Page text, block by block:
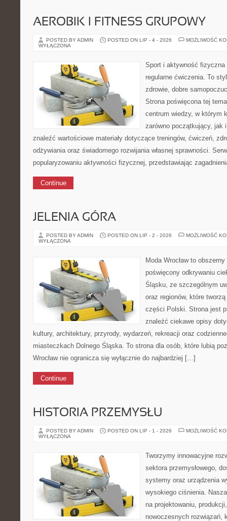
AEROBIK I FITNESS GRUPOWY
POSTED BY ADMIN POSTED ON LIP - 4 - 2026
MOŻLIWOŚĆ
WYŁĄCZONA
Sport i aktywność
regularne ćwiczenia. To
zdrowie, dobre
Strona poświęcona tej
centrum wiedzy, w którym
zarówno początkujący, jak
znaleźć wartościowe materiały dotyczące treningów, ćwiczeń,
odżywiania oraz świadomego rozwijania własnej sprawności.
popularyzowaniu aktywności fizycznej, przedstawiając
Continue
JELENIA GÓRA
POSTED BY ADMIN POSTED ON LIP - 2 - 2026
MOŻLIWOŚĆ
WYŁĄCZONA
Moda Wrocław to
poświęcony odkrywaniu
Śląsku, ze szczególnym
oraz regionów, które
części Polski. Strona jest
znaleźć ciekawe opisy
kultury, architektury, przyrody, wydarzeń, rekreacji oraz
miasteczkach Dolnego Śląska. To strona dla osób, które lubią
Wrocław nie ogranicza się wyłącznie do najbardziej […]
Continue
HISTORIA PRZEMYSŁU
POSTED BY ADMIN POSTED ON LIP - 1 - 2026
MOŻLIWOŚĆ
WYŁĄCZONA
Tworzymy innowacyjne
sektora przemysłowego,
systemy oraz urządzenia
wysokiego ciśnienia.
na projektowaniu,
nowoczesnych rozwiązań,